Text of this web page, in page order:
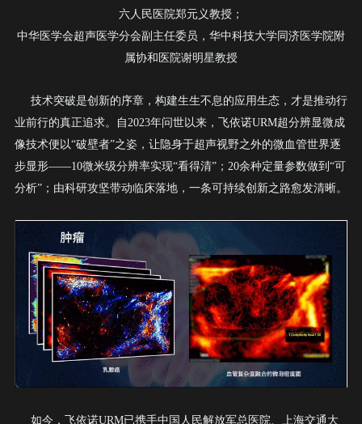
六人民医院郑元义教授；
中华医学会超声医学分会副主任委员，华中科技大学同济医学院附
属协和医院谢明星教授
技术突破是创新的序章，构建生生不息的应用生态，才是推动行
业前行的真正追求。自2023年问世以来，飞依诺URM超分辨显微成
像技术便以“破壁者”之姿，让隐身于超声视野之外的微血管世界逐
步显形——10微米级分辨率实现“看得清”；20余种定量参数做到“可
分析”；由科研攻坚带动临床落地，一条可持续创新之路愈发清晰。
如今，飞依诺URM已携手中国人民解放军总医院、上海交通大